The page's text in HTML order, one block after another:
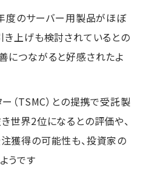
度のサーバー用製品がほぼ
き上げも検討されているとの
につながると好感されたよ
（TSMC）との提携で受託製
世界2位になるとの評価や、
獲得の可能性も、投資家の
うです